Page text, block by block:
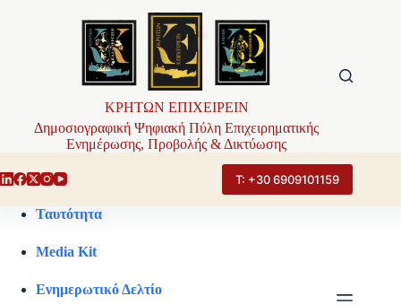
ΚΡΗΤΩΝ ΕΠΙΧΕΙΡΕΙΝ
Δημοσιογραφική Ψηφιακή Πύλη Επιχειρηματικής
Ενημέρωσης, Προβολής & Δικτύωσης
Τ: +30 6909101159
Ταυτότητα
Media Kit
Ενημερωτικό Δελτίο